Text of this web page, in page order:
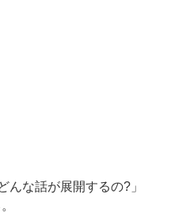
な話が展開するの?」